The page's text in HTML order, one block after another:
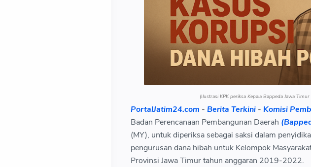
(Ilustrasi KPK periksa Kepala Bappeda Jawa
PortalJatim24.com - Berita Terkini - Komisi
Badan Perencanaan Pembangunan Daerah
(MY), untuk diperiksa sebagai saksi dalam
pengurusan dana hibah untuk Kelompok
Provinsi Jawa Timur tahun anggaran 2019-2022.